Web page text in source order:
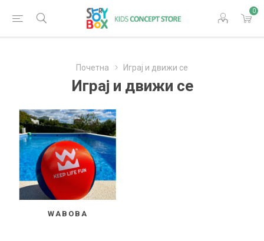
0
Почетна Играј и движи се
Играј и движи се
WABOBA